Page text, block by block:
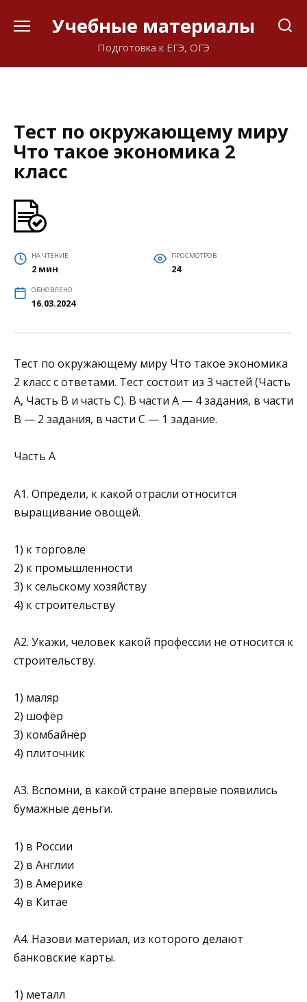
Учебные материалы
Подготовка к ЕГЭ, ОГЭ
Тест по окружающему миру
Что такое экономика 2
класс
НА ЧТЕНИЕ
2 мин
ПРОСМОТРОВ
24
ОБНОВЛЕНО
16.03.2024
Тест по окружающему миру Что такое экономика
2 класс с ответами. Тест состоит из 3 частей (Часть
А, Часть В и часть С). В части А — 4 задания, в части
В — 2 задания, в части С — 1 задание.
Часть А
А1. Определи, к какой отрасли относится
выращивание овощей.
1) к торговле
2) к промышленности
3) к сельскому хозяйству
4) к строительству
А2. Укажи, человек какой профессии не относится к
строительству.
1) маляр
2) шофёр
3) комбайнёр
4) плиточник
А3. Вспомни, в какой стране впервые появились
бу­мажные деньги.
1) в России
2) в Англии
3) в Америке
4) в Китае
А4. Назови материал, из которого делают
банковские карты.
1) металл